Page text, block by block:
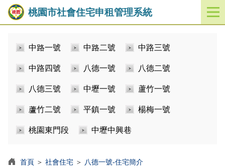
桃園市社會住宅申租管理系統
開
啟
中路一號 中路二號 中路三號
中路四號 八德一號 八德二號
八德三號 中壢一號 蘆竹一號
蘆竹二號 平鎮一號 楊梅一號
桃園東門段 中壢中興巷
首頁 ＞ 社會住宅 ＞ 八德一號-住宅簡介